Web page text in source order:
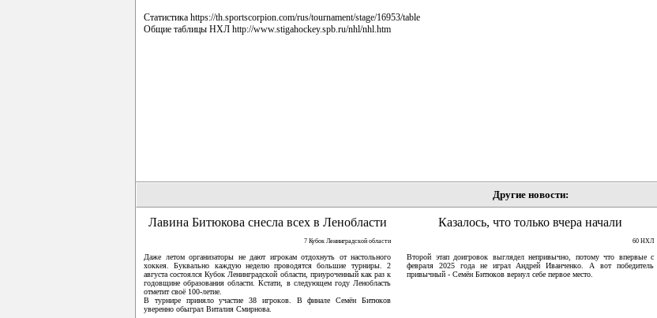
Статистика https://th.sportscorpion.com/rus/tournament/stage/16953/table
Общие таблицы НХЛ http://www.stigahockey.spb.ru/nhl/nhl.htm
Другие новости:
Лавина Битюкова снесла всех в Ленобласти
7 Кубок Ленинградской области
Даже летом организаторы не дают игрокам отдохнуть от настольного
хоккея. Буквально каждую неделю проводятся большие турниры. 2
августа состоялся Кубок Ленинградской области, приуроченный как раз к
годовщине образования области. Кстати, в следующем году Ленобласть
отметит своё 100-летие.
В турнире приняло участие 38 игроков. В финале Семён Битюков
уверенно обыграл Виталия Смирнова.
Казалось, что только вчера начали
60 НХЛ
Второй этап доигровок выглядел непривычно, потому что впервые с
февраля 2025 года не играл Андрей Иванченко. А вот победитель
привычный - Семён Битюков вернул себе первое место.